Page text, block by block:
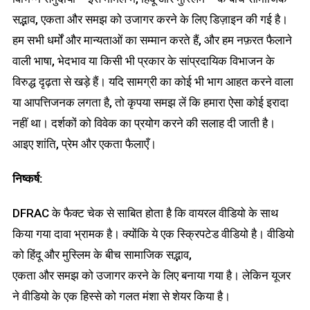
सद्भाव, एकता और समझ को उजागर करने के लिए डिज़ाइन की गई है।
हम सभी धर्मों और मान्यताओं का सम्मान करते हैं, और हम नफ़रत फैलाने
वाली भाषा, भेदभाव या किसी भी प्रकार के सांप्रदायिक विभाजन के
विरुद्ध दृढ़ता से खड़े हैं। यदि सामग्री का कोई भी भाग आहत करने वाला
या आपत्तिजनक लगता है, तो कृपया समझ लें कि हमारा ऐसा कोई इरादा
नहीं था। दर्शकों को विवेक का प्रयोग करने की सलाह दी जाती है।
आइए शांति, प्रेम और एकता फैलाएँ।
निष्कर्ष:
DFRAC के फैक्ट चेक से साबित होता है कि वायरल वीडियो के साथ
किया गया दावा भ्रामक है। क्योंकि ये एक स्क्रिपटेड वीडियो है। वीडियो
को हिंदू और मुस्लिम के बीच सामाजिक सद्भाव,
एकता और समझ को उजागर करने के लिए बनाया गया है। लेकिन यूजर
ने वीडियो के एक हिस्से को गलत मंशा से शेयर किया है।